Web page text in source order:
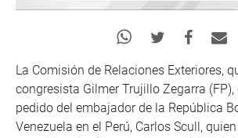
La Comisión de Relaciones Exteriores,
congresista Gilmer Trujillo Zegarra (FP),
pedido del embajador de la República
Venezuela en el Perú, Carlos Scull,